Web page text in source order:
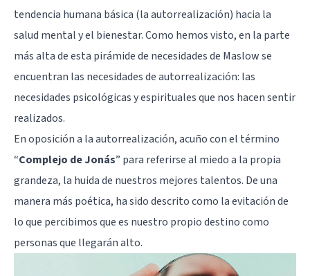
tendencia humana básica (la autorrealización) hacia la
salud mental y el bienestar. Como hemos visto, en la parte
más alta de esta pirámide de necesidades de Maslow se
encuentran las necesidades de autorrealización: las
necesidades psicológicas y espirituales que nos hacen sentir
realizados.
En oposición a la autorrealización, acuño con el término
“Complejo de Jonás” para referirse al miedo a la propia
grandeza, la huida de nuestros mejores talentos. De una
manera más poética, ha sido descrito como la evitación de
lo que percibimos que es nuestro propio destino como
personas que llegarán alto.